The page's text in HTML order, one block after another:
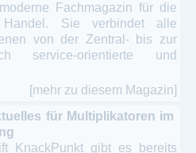
Fachmagazin für die
Handel. Sie verbindet alle
von der Zentral- bis zur
service-orientierte und
[mehr zu diesem Magazin]
für Multiplikatoren im
KnackPunkt gibt es bereits